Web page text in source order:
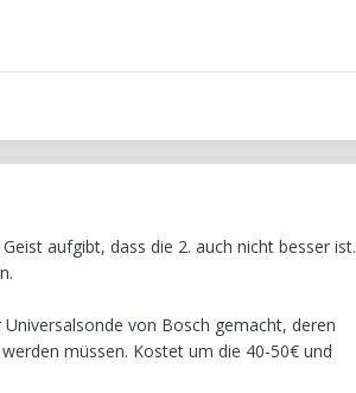
aufgibt, dass die 2. auch nicht besser ist.
von Bosch gemacht, deren
müssen. Kostet um die 40-50€ und